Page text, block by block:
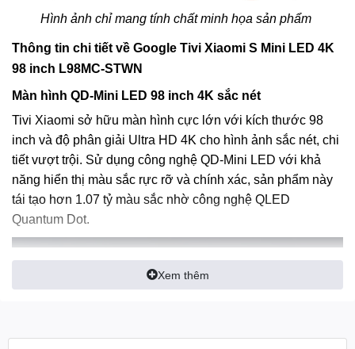
Hình ảnh chỉ mang tính chất minh họa sản phẩm
Thông tin chi tiết về Google Tivi Xiaomi S Mini LED 4K
98 inch L98MC-STWN
Màn hình QD-Mini LED 98 inch 4K sắc nét
Tivi Xiaomi sở hữu màn hình cực lớn với kích thước 98
inch và độ phân giải Ultra HD 4K cho hình ảnh sắc nét, chi
tiết vượt trội. Sử dụng công nghệ QD-Mini LED với khả
năng hiển thị màu sắc rực rỡ và chính xác, sản phẩm này
tái tạo hơn 1.07 tỷ màu sắc nhờ công nghệ QLED
Quantum Dot.
Xem thêm